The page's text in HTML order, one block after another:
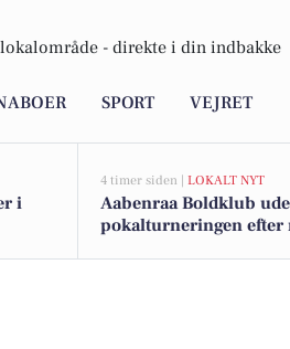
lokalområde - direkte i din indbakke
SPORT VEJRET
i
4 timer siden | LOKALT NYT
Aabenraa Boldklub
pokalturneringen efter